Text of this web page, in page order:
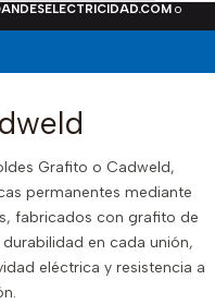
o
Grafito o Cadweld,
permanentes mediante
fabricados con grafito de
en cada unión,
eléctrica y resistencia a